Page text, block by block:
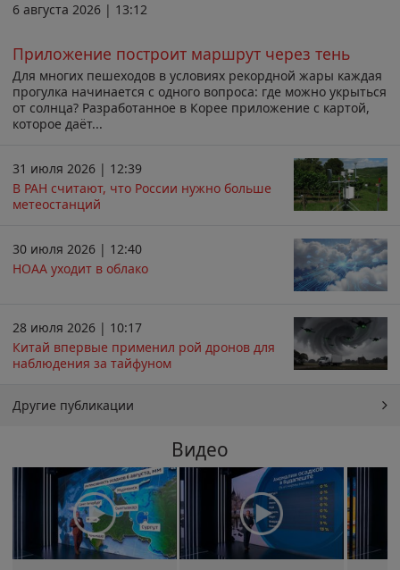
6 августа 2026 | 13:12
Приложение построит маршрут через тень
Для многих пешеходов в условиях рекордной жары каждая
прогулка начинается с одного вопроса: где можно укрыться
от солнца? Разработанное в Корее приложение с картой,
которое даёт...
31 июля 2026 | 12:39
В РАН считают, что России нужно больше
метеостанций
30 июля 2026 | 12:40
НОАА уходит в облако
28 июля 2026 | 10:17
Китай впервые применил рой дронов для
наблюдения за тайфуном
Другие публикации
Видео